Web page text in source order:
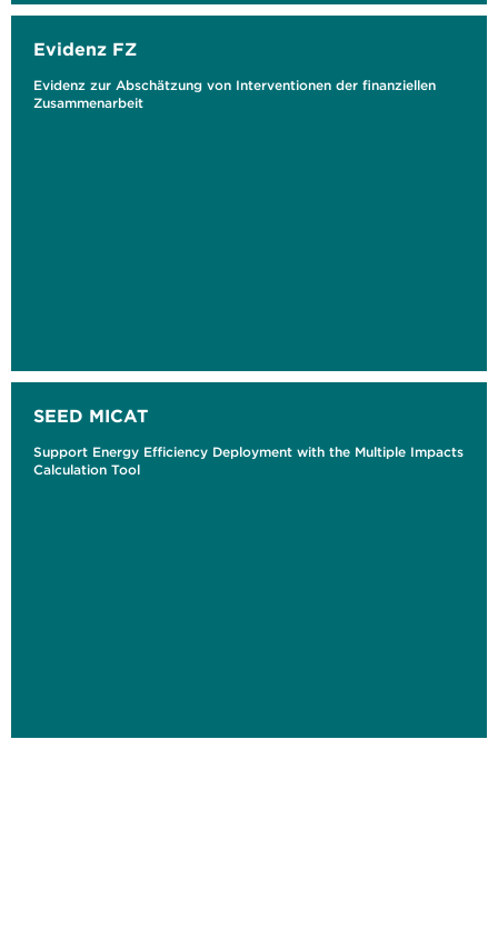
Evidenz FZ
Evidenz zur Abschätzung von Interventionen der finanziellen
Zusammenarbeit
SEED MICAT
Support Energy Efficiency Deployment with the Multiple Impacts
Calculation Tool